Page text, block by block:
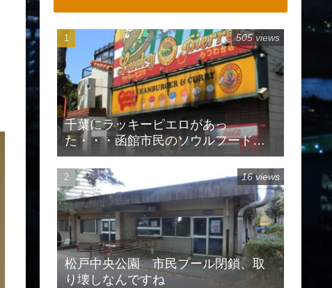
千葉にラッキーピエロがあっ
た・・・函館市民のソウルフードで
有名
505 views
松戸中央公園 市民プール閉鎖、取
り壊しなんですね
16 views